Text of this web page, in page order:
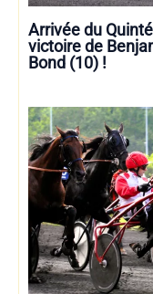
Arrivée du
victoire de
Bond (10) !